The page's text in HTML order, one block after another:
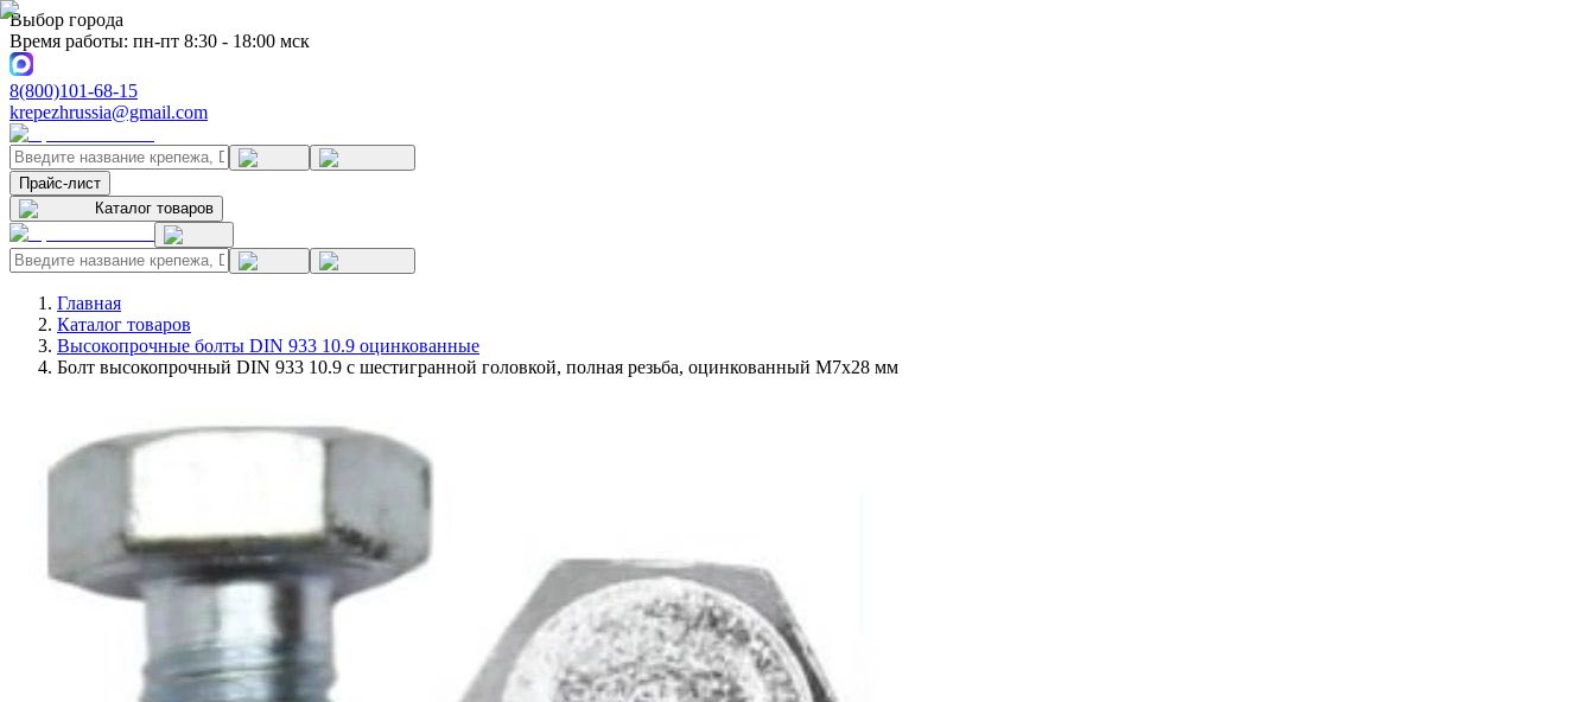
Выбор города
Время работы: пн-пт 8:30 - 18:00 мск
8(800)101-68-15
krepezhrussia@gmail.com
Прайс-лист
Каталог товаров
Главная
Каталог товаров
Высокопрочные болты DIN 933 10.9 оцинкованные
Болт высокопрочный DIN 933 10.9 с шестигранной головкой, полная резьба, оцинкованный M7x28 мм